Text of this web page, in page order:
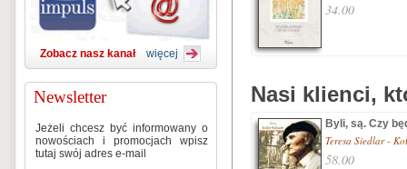
Zobacz nasz kanał więcej
Newsletter
Jeżeli chcesz być informowany o
nowościach i promocjach wpisz
tutaj swój adres e-mail
34.00
Nasi klienci,
Byli, są. Czy
Teresa Siedlar -
58.00